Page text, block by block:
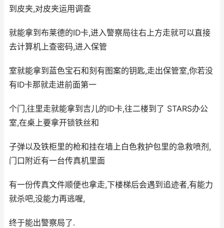
到皮夹,对皮夹运用调查
就能拿到布莱德的ID卡,进入警察局往右上方走就可以直接
去计算机上查密码,进入保管
室就能拿到蓝色宝石和刻有图案的钥匙,走出保管室,你若没
有ID卡那就走进前面第一
个门,往里走就能拿到吉儿的ID卡,往二楼到了 STARS办公
室,在桌上要拿开锁铁丝和
子弹以及铁柜里的枪和挂在墙上白色救护包里的急救喷剂,
门口附近有一台传真机里面
有一份传真文件顺便也拿走,下楼梯后会遇到追迹者,有能力
就杀吧,没能力再逃喔,
终于能出警察局了.